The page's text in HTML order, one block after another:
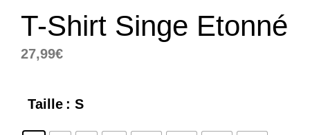
T-Shirt Singe Etonné
27,99€
Taille : S